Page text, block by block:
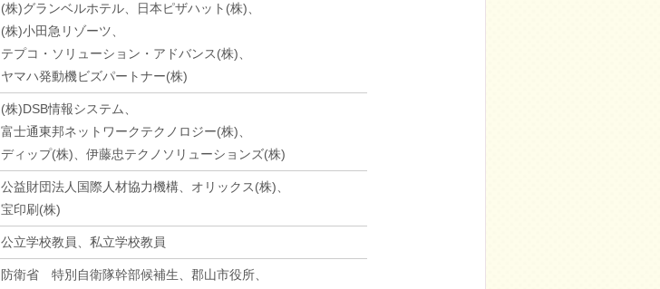
(株)グランベルホテル、日本ピザハット(株)、
(株)小田急リゾーツ、
テプコ・ソリューション・アドバンス(株)、
ヤマハ発動機ビズパートナー(株)
(株)DSB情報システム、
富士通東邦ネットワークテクノロジー(株)、
ディップ(株)、伊藤忠テクノソリューションズ(株)
公益財団法人国際人材協力機構、オリックス(株)、
宝印刷(株)
公立学校教員、私立学校教員
防衛省 特別自衛隊幹部候補生、郡山市役所、